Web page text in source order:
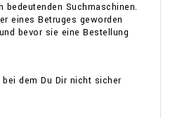
Suchmaschinen.
eines Betruges geworden
bevor sie eine Bestellung
dem Du Dir nicht sicher